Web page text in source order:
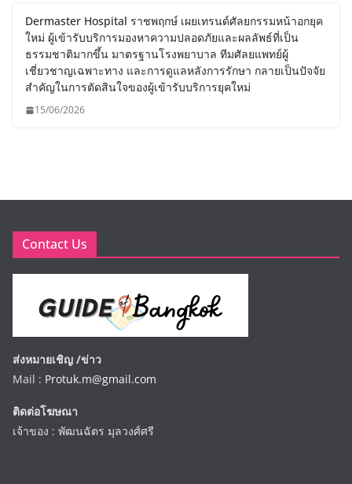
Dermaster Hospital ราชพฤกษ์ เผยเทรนด์ศัลยกรรมหน้าอกยุค
ใหม่ ผู้เข้ารับบริการมองหาความปลอดภัยและผลลัพธ์ที่เป็น
ธรรมชาติมากขึ้น มาตรฐานโรงพยาบาล ทีมศัลยแพทย์ผู้
เชี่ยวชาญเฉพาะทาง และการดูแลหลังการรักษา กลายเป็นปัจจัย
สำคัญในการตัดสินใจของผู้เข้ารับบริการยุคใหม่
15/06/2026
Contact Us
ส่งหมายเชิญ /ข่าว
Mail : Protuk.m@gmail.com
ติดต่อโฆษณา
เจ้าของ : พัฒนฉัตร มุลวงศ์ศรี